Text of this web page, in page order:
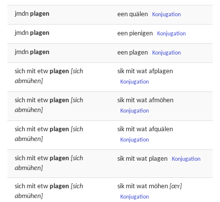
jmdn plagen een quälen Konjugation
jmdn plagen een pienigen Konjugation
jmdn plagen een plagen Konjugation
sich mit etw plagen [sich
abmühen]
sik mit wat afplagen
Konjugation
sich mit etw plagen [sich
abmühen]
sik mit wat afmöhen
Konjugation
sich mit etw plagen [sich
abmühen]
sik mit wat afquälen
Konjugation
sich mit etw plagen [sich
abmühen]
sik mit wat plagen Konjugation
sich mit etw plagen [sich
abmühen]
sik mit wat möhen [œʏ]
Konjugation